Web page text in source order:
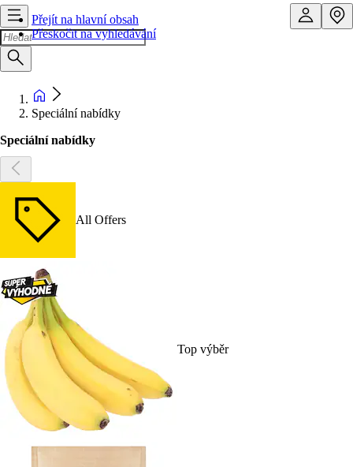
Přejít na hlavní obsah
Přeskočit na vyhledávání
Speciální nabídky
Speciální nabídky
All Offers
Top výběr